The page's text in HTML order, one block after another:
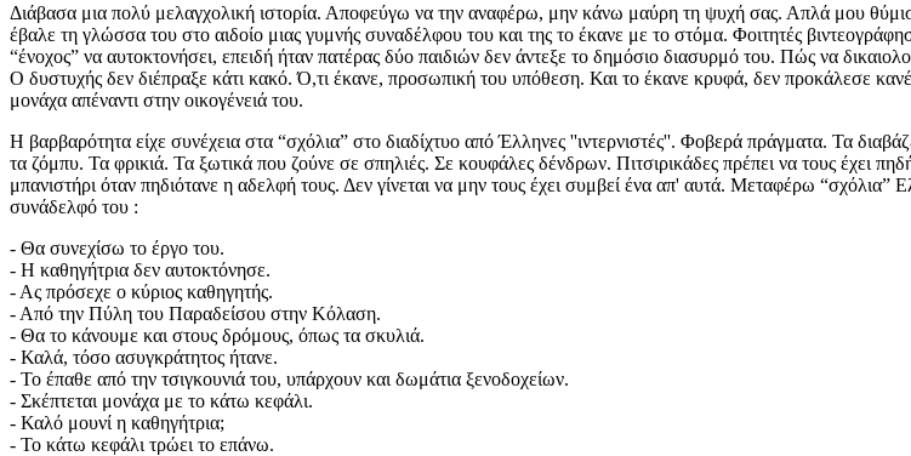
Διάβασα μια πολύ μελαγχολική ιστορία. Αποφεύγω να την αναφέρω, μην κάνω μαύρη τη ψυχή σας. Απλά μου
έβαλε τη γλώσσα του στο αιδοίο μιας γυμνής συναδέλφου του και της το έκανε με το στόμα. Φοιτητές
“ένοχος” να αυτοκτονήσει, επειδή ήταν πατέρας δύο παιδιών δεν άντεξε το δημόσιο διασυρμό του. Πώς να
Ο δυστυχής δεν διέπραξε κάτι κακό. Ό,τι έκανε, προσωπική του υπόθεση. Και το έκανε κρυφά, δεν προκάλεσε
μονάχα απέναντι στην οικογένειά του.
Η βαρβαρότητα είχε συνέχεια στα “σχόλια” στο διαδίχτυο από Έλληνες ''ιντερνιστές''. Φοβερά πράγματα. Τα
τα ζόμπυ. Τα φρικιά. Τα ξωτικά που ζούνε σε σπηλιές. Σε κουφάλες δένδρων. Πιτσιρικάδες πρέπει να τους έχει
μπανιστήρι όταν πηδιότανε η αδελφή τους. Δεν γίνεται να μην τους έχει συμβεί ένα απ' αυτά. Μεταφέρω
συνάδελφό του :
- Θα συνεχίσω το έργο του.
- Η καθηγήτρια δεν αυτοκτόνησε.
- Ας πρόσεχε ο κύριος καθηγητής.
- Από την Πύλη του Παραδείσου στην Κόλαση.
- Θα το κάνουμε και στους δρόμους, όπως τα σκυλιά.
- Καλά, τόσο ασυγκράτητος ήτανε.
- Το έπαθε από την τσιγκουνιά του, υπάρχουν και δωμάτια ξενοδοχείων.
- Σκέπτεται μονάχα με το κάτω κεφάλι.
- Καλό μουνί η καθηγήτρια;
- Το κάτω κεφάλι τρώει το επάνω.